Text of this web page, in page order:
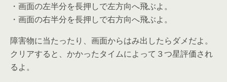
・画面の左半分を長押しで左方向へ飛ぶよ。
・画面の右半分を長押しで右方向へ飛ぶよ。
障害物に当たったり、画面からはみ出したらダメだよ。
クリアすると、かかったタイムによって３つ星評価され
るよ。